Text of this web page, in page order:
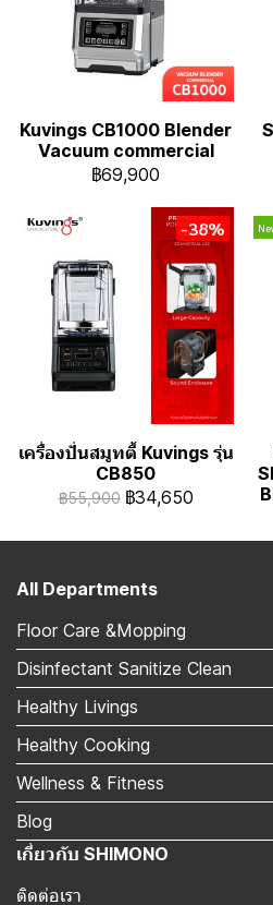
Kuvings CB1000 Blender
Vacuum commercial
฿69,900
-38%
เครื่องปั่นสมูทตี้ Kuvings รุ่น
CB850
฿55,900 ฿34,650
All Departments
Floor Care &Mopping
Disinfectant Sanitize Clean
Healthy Livings
Healthy Cooking
Wellness & Fitness
Blog
เกี่ยวกับ SHIMONO
ติดต่อเรา